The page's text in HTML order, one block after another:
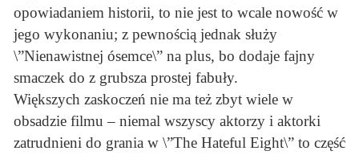
opowiadaniem historii, to nie jest to wcale nowość w
jego wykonaniu; z pewnością jednak służy
\”Nienawistnej ósemce\” na plus, bo dodaje fajny
smaczek do z grubsza prostej fabuły.
Większych zaskoczeń nie ma też zbyt wiele w
obsadzie filmu – niemal wszyscy aktorzy i aktorki
zatrudnieni do grania w \”The Hateful Eight\” to część